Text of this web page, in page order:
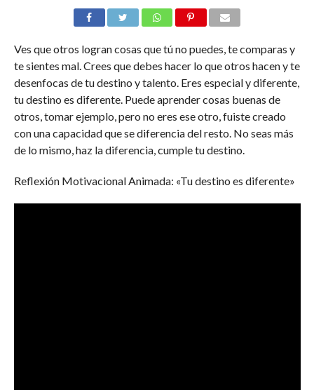
Ves que otros logran cosas que tú no puedes, te comparas y
te sientes mal. Crees que debes hacer lo que otros hacen y te
desenfocas de tu destino y talento. Eres especial y diferente,
tu destino es diferente. Puede aprender cosas buenas de
otros, tomar ejemplo, pero no eres ese otro, fuiste creado
con una capacidad que se diferencia del resto. No seas más
de lo mismo, haz la diferencia, cumple tu destino.
Reflexión Motivacional Animada: «Tu destino es diferente»